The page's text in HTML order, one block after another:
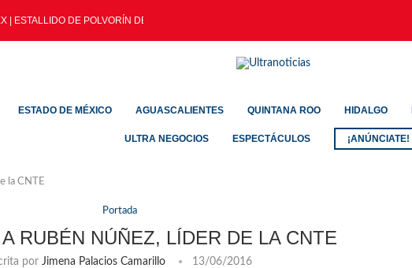
| ESTALLIDO DE POLVORÍN DEJA SALDO DE...
ESTADO DE MÉXICO AGUASCALIENTES QUINTANA ROO HIDALGO
ULTRA NEGOCIOS ESPECTÁCULOS ¡ANÚNCIATE!
la CNTE
Portada
RUBÉN NÚÑEZ, LÍDER DE LA CNTE
por Jimena Palacios Camarillo 13/06/2016